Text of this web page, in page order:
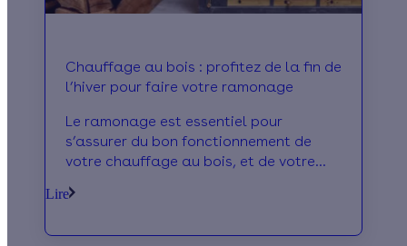
Chauffage au bois : profitez de la fin de
l’hiver pour faire votre ramonage
Le ramonage est essentiel pour
s’assurer du bon fonctionnement de
votre chauffage au bois, et de votre
fin, on vous explique pourquoi c’est le
Lire